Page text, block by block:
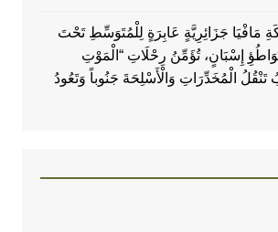
مَافْيَا جَزَائِرِيَّةٍ عَابِرَةٍ لِلْمُتَوَسِّطِ تَحْتَ
إِسْبَانٍ، تُؤَمِّنُ رِحْلَاتِ “الْمَوْتِ
تَنْقُلُ الْمُخَدِّرَاتِ وَالْأَسْلِحَةَ جَنُوباً وَتَعُودُ